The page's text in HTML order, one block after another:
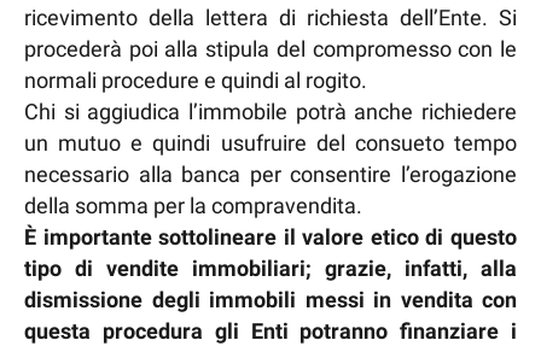
ricevimento della lettera di richiesta dell’Ente. Si
procederà poi alla stipula del compromesso con le
normali procedure e quindi al rogito.
Chi si aggiudica l’immobile potrà anche richiedere
un mutuo e quindi usufruire del consueto tempo
necessario alla banca per consentire l’erogazione
della somma per la compravendita.
È importante sottolineare il valore etico di questo
tipo di vendite immobiliari; grazie, infatti, alla
dismissione degli immobili messi in vendita con
questa procedura gli Enti potranno finanziare i